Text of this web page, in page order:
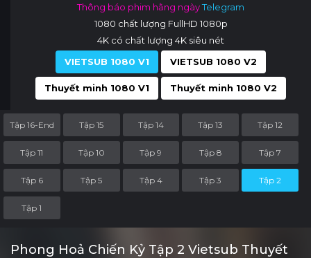
Thông báo phim hằng ngàyTelegram
1080 chất lượng FullHD 1080p
4K có chất lượng 4K siêu nét
VIETSUB 1080 V1
VIETSUB 1080 V2
Thuyết minh 1080 V1 Thuyết minh 1080 V2
Tập 16-End Tập 15 Tập 14 Tập 13 Tập 12
Tập 11 Tập 10 Tập 9 Tập 8 Tập 7
Tập 6 Tập 5 Tập 4 Tập 3 Tập 2
Tập 1
Phong Hoả Chiến Kỷ Tập 2 Vietsub Thuyết